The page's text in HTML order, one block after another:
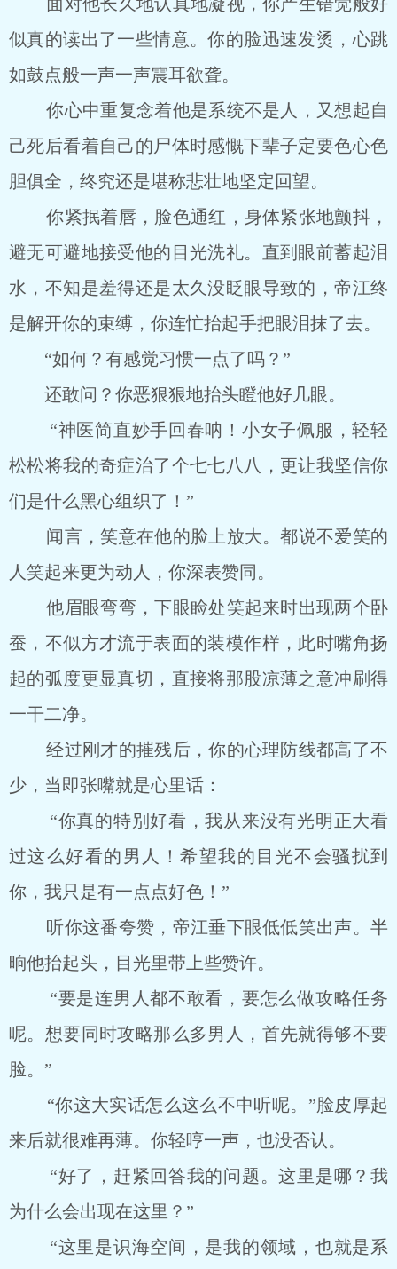
似真的读出了一些情意。你的脸迅速发烫，心跳
如鼓点般一声一声震耳欲聋。
你心中重复念着他是系统不是人，又想起自
己死后看着自己的尸体时感慨下辈子定要色心色
胆俱全，终究还是堪称悲壮地坚定回望。
你紧抿着唇，脸色通红，身体紧张地颤抖，
避无可避地接受他的目光洗礼。直到眼前蓄起泪
水，不知是羞得还是太久没眨眼导致的，帝江终
是解开你的束缚，你连忙抬起手把眼泪抹了去。
“如何？有感觉习惯一点了吗？”
还敢问？你恶狠狠地抬头瞪他好几眼。
“神医简直妙手回春呐！小女子佩服，轻轻
松松将我的奇症治了个七七八八，更让我坚信你
们是什么黑心组织了！”
闻言，笑意在他的脸上放大。都说不爱笑的
人笑起来更为动人，你深表赞同。
他眉眼弯弯，下眼睑处笑起来时出现两个卧
蚕，不似方才流于表面的装模作样，此时嘴角扬
起的弧度更显真切，直接将那股凉薄之意冲刷得
一干二净。
经过刚才的摧残后，你的心理防线都高了不
少，当即张嘴就是心里话：
“你真的特别好看，我从来没有光明正大看
过这么好看的男人！希望我的目光不会骚扰到
你，我只是有一点点好色！”
听你这番夸赞，帝江垂下眼低低笑出声。半
晌他抬起头，目光里带上些赞许。
“要是连男人都不敢看，要怎么做攻略任务
呢。想要同时攻略那么多男人，首先就得够不要
脸。”
“你这大实话怎么这么不中听呢。”脸皮厚起
来后就很难再薄。你轻哼一声，也没否认。
“好了，赶紧回答我的问题。这里是哪？我
为什么会出现在这里？”
“这里是识海空间，是我的领域，也就是系